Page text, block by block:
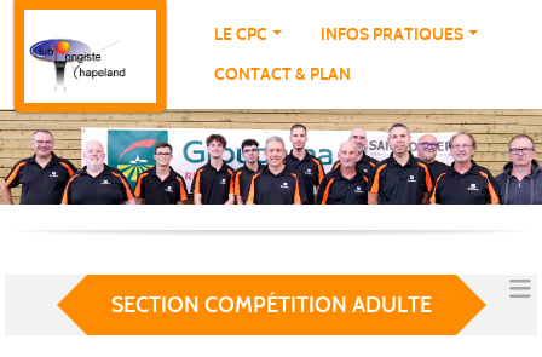
LE CPC
INFOS PRATIQUES
CONTACT & PLAN
SECTION COMPÉTITION ADULTE
Panneau de gestion des cookies